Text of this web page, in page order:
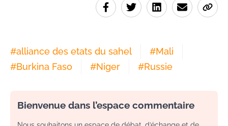
#alliance des etats du sahel #Mali
#Burkina Faso #Niger #Russie
Bienvenue dans l’espace commentaire